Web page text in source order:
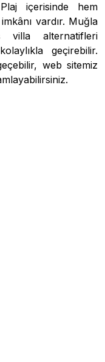
içerisinde hem
vardır. Muğla
villa alternatifleri
geçirebilir.
web sitemiz